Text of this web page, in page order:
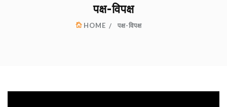
पक्ष-विपक्ष
HOME पक्ष-विपक्ष